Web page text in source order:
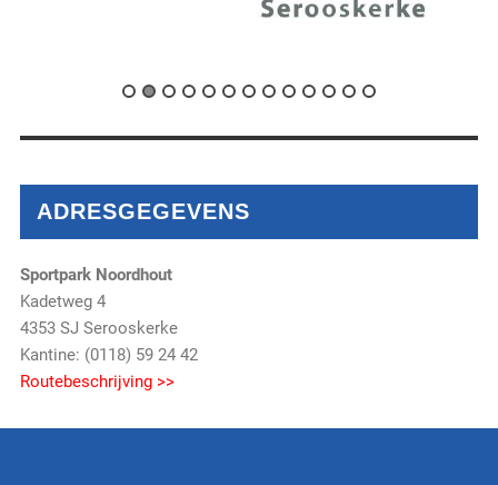
ADRESGEGEVENS
Sportpark Noordhout
Kadetweg 4
4353 SJ Serooskerke
Kantine: (0118) 59 24 42
Routebeschrijving >>